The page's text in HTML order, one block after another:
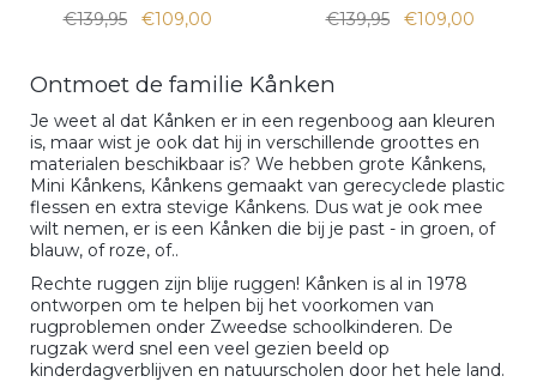
€139,95
€109,00
€139,95
€109,00
Ontmoet de familie Kånken
Je weet al dat Kånken er in een regenboog aan kleuren
is, maar wist je ook dat hij in verschillende groottes en
materialen beschikbaar is? We hebben grote Kånkens,
Mini Kånkens, Kånkens gemaakt van gerecyclede plastic
flessen en extra stevige Kånkens. Dus wat je ook mee
wilt nemen, er is een Kånken die bij je past - in groen, of
blauw, of roze, of..
Rechte ruggen zijn blije ruggen! Kånken is al in 1978
ontworpen om te helpen bij het voorkomen van
rugproblemen onder Zweedse schoolkinderen. De
rugzak werd snel een veel gezien beeld op
kinderdagverblijven en natuurscholen door het hele land.